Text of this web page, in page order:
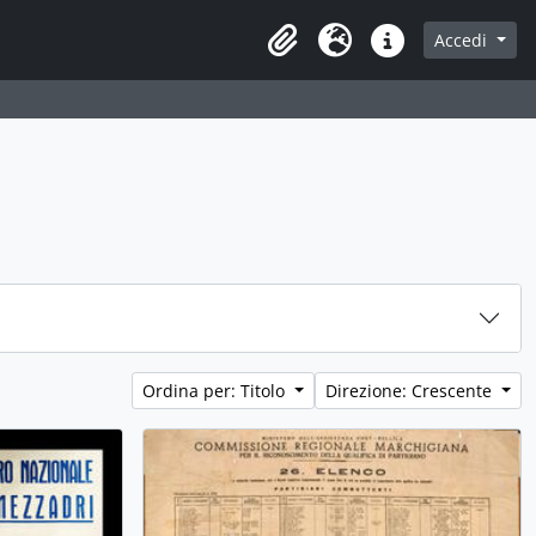
Area di lavoro
Lingua Collegamenti veloci
Accedi
Ordina per: Titolo Direzione: Crescente